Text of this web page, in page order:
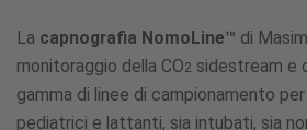
La capnografia NomoLine™ di
monitoraggio della CO2 sidestream e
gamma di linee di campionamento
pediatrici e lattanti, sia intubati, sia